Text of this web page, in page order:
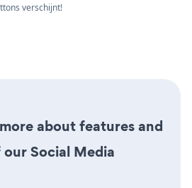
verschijnt!
about features and
Social Media